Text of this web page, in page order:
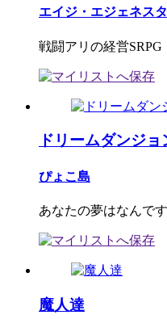
エイジ・エジェネスタ
戦闘アリの経営SRPG
ドリームダンジョ
ぴょこ島
あなたの夢はなんで
魔人達